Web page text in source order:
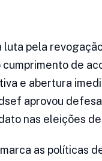
pela
de
e abertura
aprovou
nas eleições
as políticas